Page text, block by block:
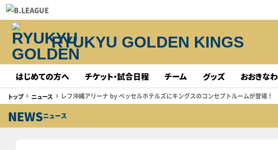
RYUKYU GOLDEN KINGS
はじめての方へ チケット・試合日程 チーム グッズ おおきなわ
トップkeyboard_arrow_right ニュース keyboard_arrow_right レフ沖縄アリーナ by ベッセルホテルズにキングスのコンセプトルームが登場！
NEWSニュース